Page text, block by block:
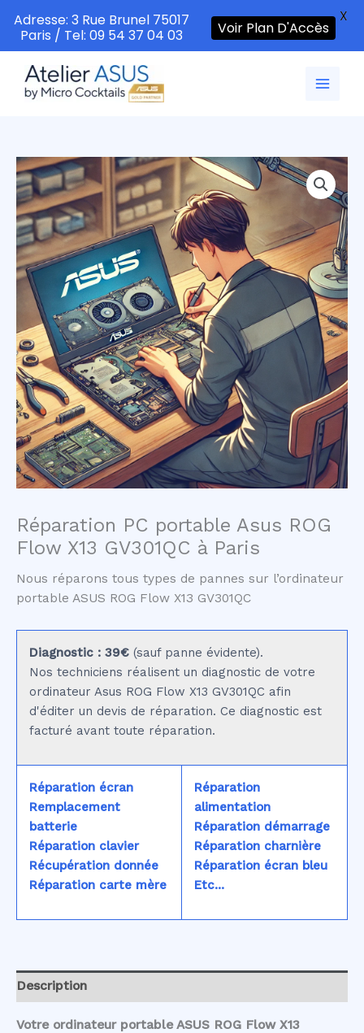
contenu
Réparation PC portable Asus ROG
Flow X13 GV301QC à Paris
Nous réparons tous types de pannes sur l’ordinateur
portable ASUS ROG Flow X13 GV301QC
Diagnostic : 39€ (sauf panne évidente).
Nos techniciens réalisent un diagnostic de votre
ordinateur Asus ROG Flow X13 GV301QC afin
d'éditer un devis de réparation. Ce diagnostic est
facturé avant toute réparation.
Réparation écran
Remplacement
batterie
Réparation clavier
Récupération donnée
Réparation carte mère
Réparation
alimentation
Réparation démarrage
Réparation charnière
Réparation écran bleu
Etc...
Description
Votre ordinateur portable ASUS ROG Flow X13
Adresse: 3 Rue Brunel 75017
Paris / Tel: 09 54 37 04 03
Voir Plan D'Accès
X